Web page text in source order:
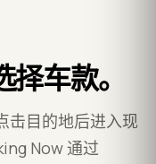
车款。
击目的地后进入现
Now 通过